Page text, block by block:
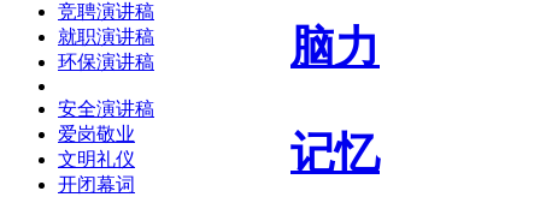
脑力
记忆
竞聘演讲稿
就职演讲稿
环保演讲稿
安全演讲稿
爱岗敬业
文明礼仪
开闭幕词